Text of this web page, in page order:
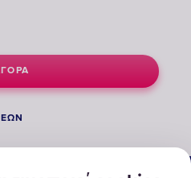
ΛΥΣΕΙΣ